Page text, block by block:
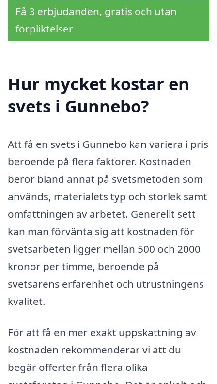
Få 3 erbjudanden, gratis och utan
förpliktelser
Hur mycket kostar en
svets i Gunnebo?
Att få en svets i Gunnebo kan variera i pris
beroende på flera faktorer. Kostnaden
beror bland annat på svetsmetoden som
används, materialets typ och storlek samt
omfattningen av arbetet. Generellt sett
kan man förvänta sig att kostnaden för
svetsarbeten ligger mellan 500 och 2000
kronor per timme, beroende på
svetsarens erfarenhet och utrustningens
kvalitet.
För att få en mer exakt uppskattning av
kostnaden rekommenderar vi att du
begär offerter från flera olika